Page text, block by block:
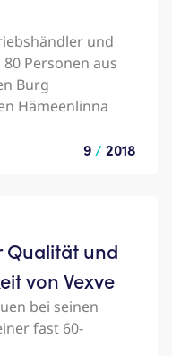
und
Personen aus
Burg
Hämeenlinna
9 /2018
Qualität und
von Vexve
bei seinen
fast 60-